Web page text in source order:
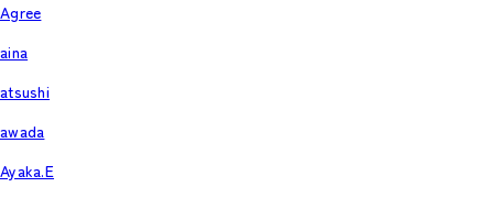
Agree
aina
atsushi
awada
Ayaka.E